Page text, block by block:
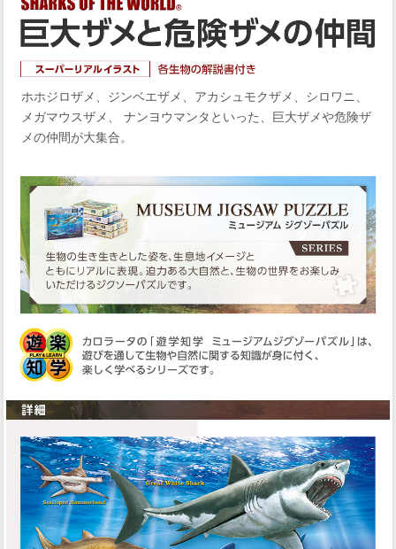
ホホジロザメ、ジンベエザメ、アカシュモクザメ、シロワニ、
メガマウスザメ、 ナンヨウマンタといった、巨大ザメや危険ザ
メの仲間が大集合。